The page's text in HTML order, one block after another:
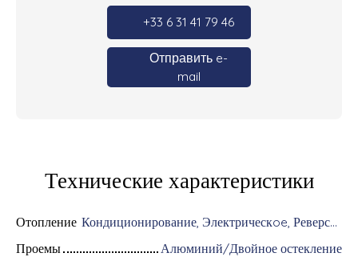
+33 6 31 41 79 46
Отправить e-
mail
Технические характеристики
Отопление
Кондиционирование, Электрическoe, Реверсивный
Проемы
Алюминий/Двойное остекление